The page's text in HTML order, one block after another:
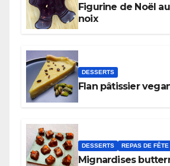
Figurine de Noël
noix
DESSERTS
Flan pâtissier
DESSERTS REPAS DE FÊTE
Mignardises